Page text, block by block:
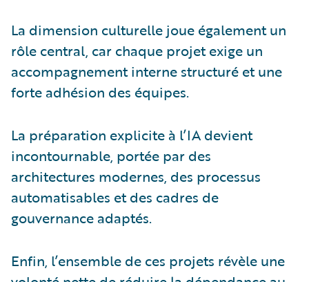
La dimension culturelle joue également un
rôle central, car chaque projet exige un
accompagnement interne structuré et une
forte adhésion des équipes.
La préparation explicite à l’IA devient
incontournable, portée par des
architectures modernes, des processus
automatisables et des cadres de
gouvernance adaptés.
Enfin, l’ensemble de ces projets révèle une